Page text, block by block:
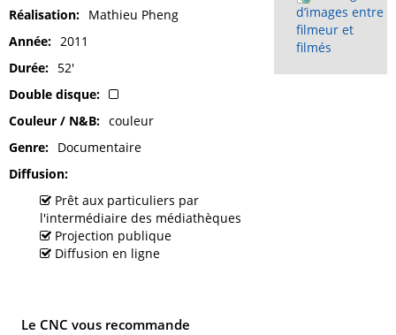
Réalisation
Mathieu Pheng
Année
2011
Durée
52'
Double disque
Couleur / N&B
couleur
Genre
Documentaire
Diffusion
Prêt aux particuliers par
l'intermédiaire des médiathèques
Projection publique
Diffusion en ligne
d’images entre
filmeur et
filmés
Le CNC vous recommande